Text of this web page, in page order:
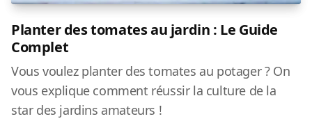
Planter des tomates au jardin : Le Guide
Complet
Vous voulez planter des tomates au potager ? On
vous explique comment réussir la culture de la
star des jardins amateurs !